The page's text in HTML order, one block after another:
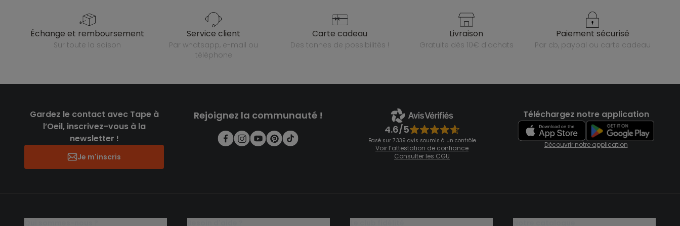
échange et remboursement
sur toute la saison
service client
par whatsapp, e-mail ou
téléphone
carte cadeau
des tonnes de possibilités !
livraison
gratuite dès 10€ d'achats
paiement sécurisé
par cb, paypal ou carte cadeau
Gardez le contact avec Tape à
l’Oeil, inscrivez-vous à la
newsletter !
Je m'inscris
Rejoignez la communauté !
4.6/5
Basé sur 7 339 avis soumis à un contrôle
Voir l’attestation de confiance
Consulter les CGU
Téléchargez notre application
Découvrir notre application